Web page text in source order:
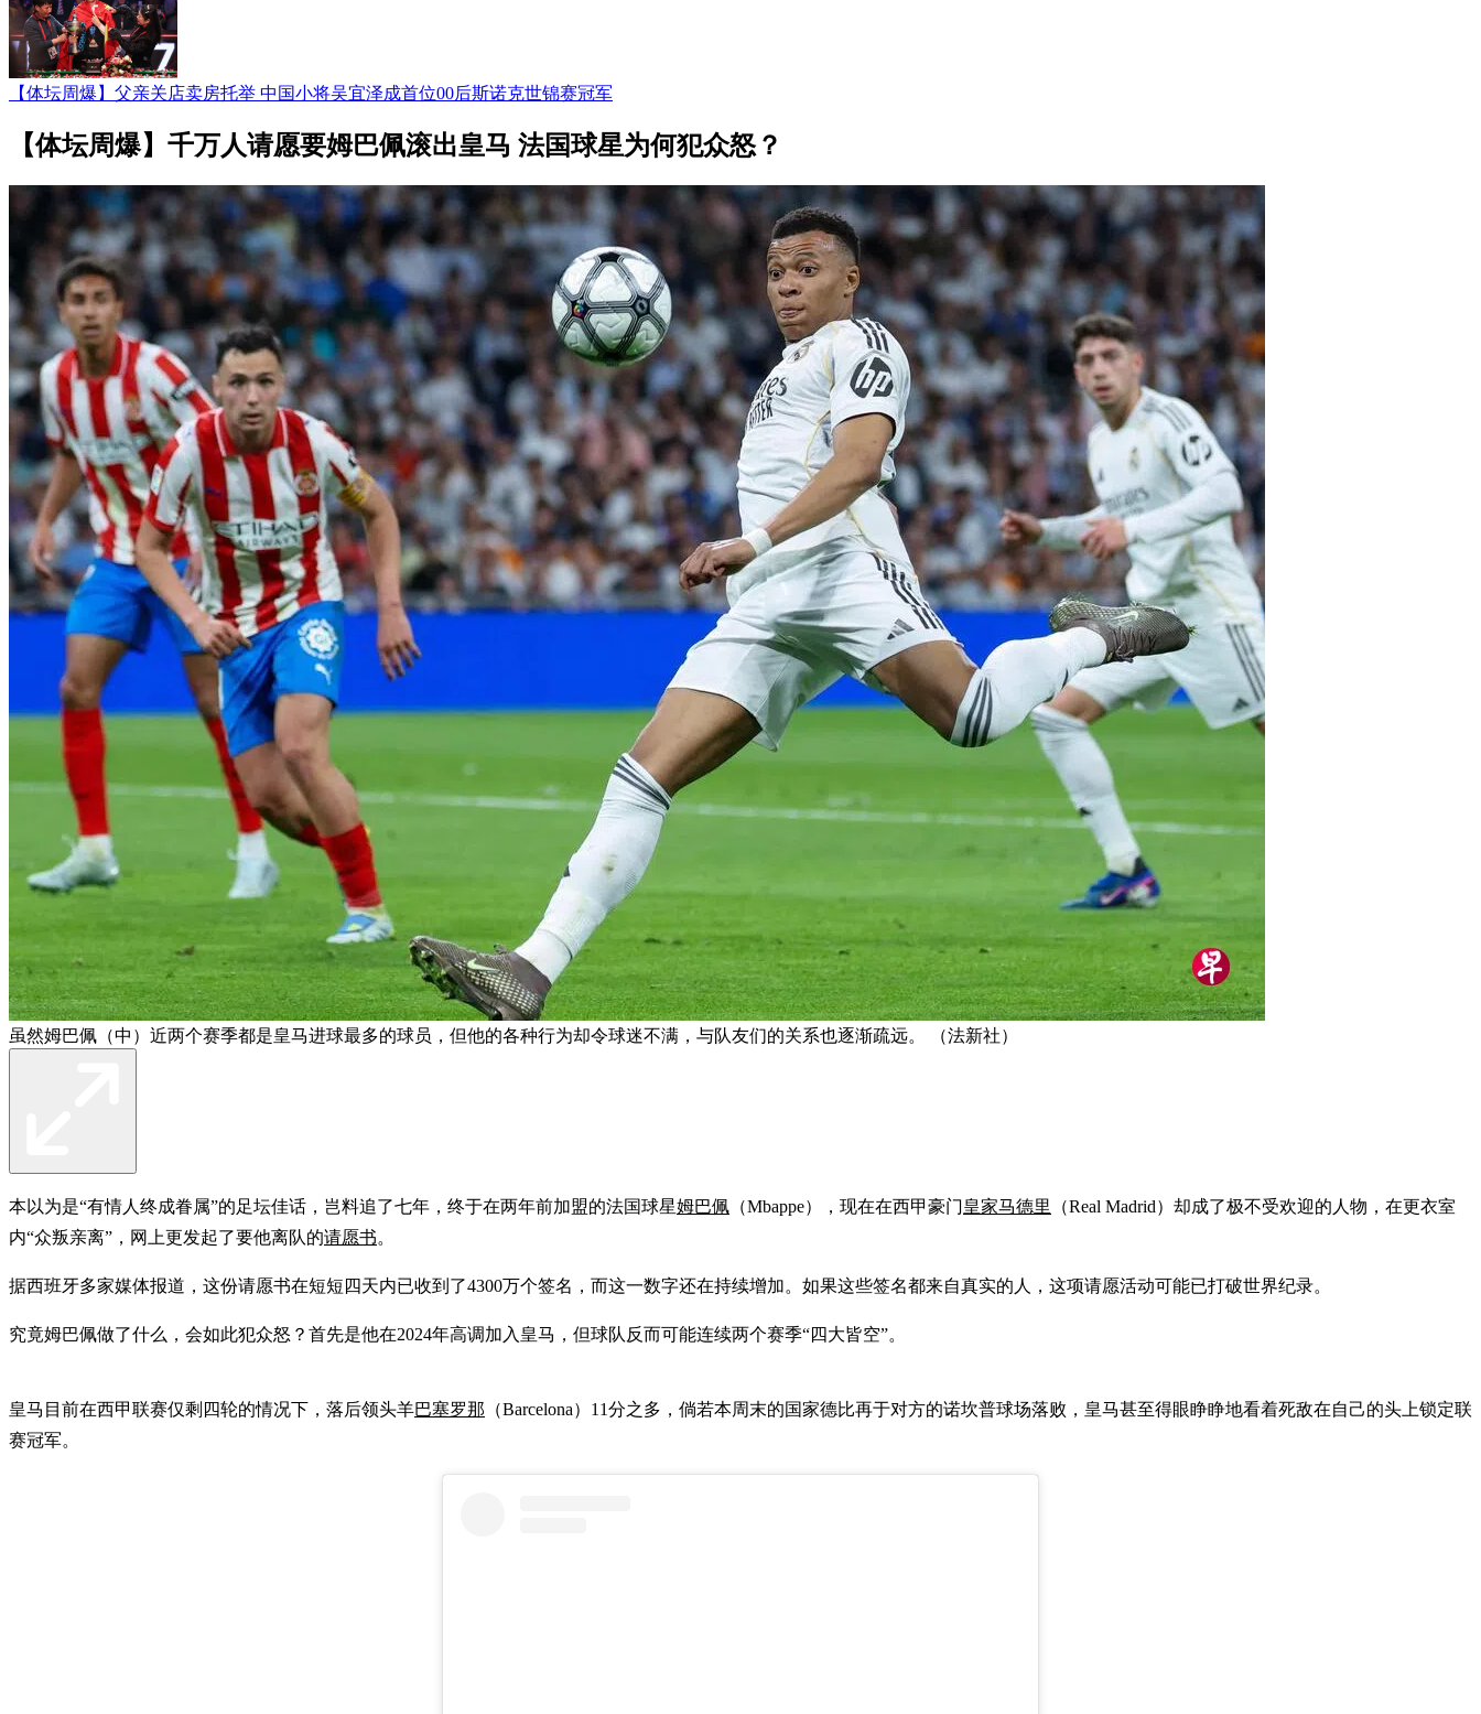
【体坛周爆】父亲关店卖房托举 中国小将吴宜泽成首位00后斯诺克世锦赛冠军
【体坛周爆】千万人请愿要姆巴佩滚出皇马 法国球星为何犯众怒？
虽然姆巴佩（中）近两个赛季都是皇马进球最多的球员，但他的各种行为却令球迷不满，与队友们的关系也逐渐疏远。 （法新社）
本以为是“有情人终成眷属”的足坛佳话，岂料追了七年，终于在两年前加盟的法国球星姆巴佩 （Mbappe），现在在西甲豪门皇家马德里
（Real Madrid）却成了极不受欢迎的人物，在更衣室
内“众叛亲离”，网上更发起了要他离队的请愿书。
据西班牙多家媒体报道，这份请愿书在短短四天内已收到了4300万个签名，而这一数字还在持续增加。如果这些签名都来自真实的人，这项请愿活动可能已打破世界纪录。
究竟姆巴佩做了什么，会如此犯众怒？首先是他在2024年高调加入皇马，但球队反而可能连续两个赛季“四大皆空”。
皇马目前在西甲联赛仅剩四轮的情况下，落后领头羊巴塞罗那 （Barcelona）11分之多，倘若本周末的国家德比再于对方的诺坎普球场落败，皇马甚至得眼睁睁地看着死敌在自己的头上锁定联
赛冠军。